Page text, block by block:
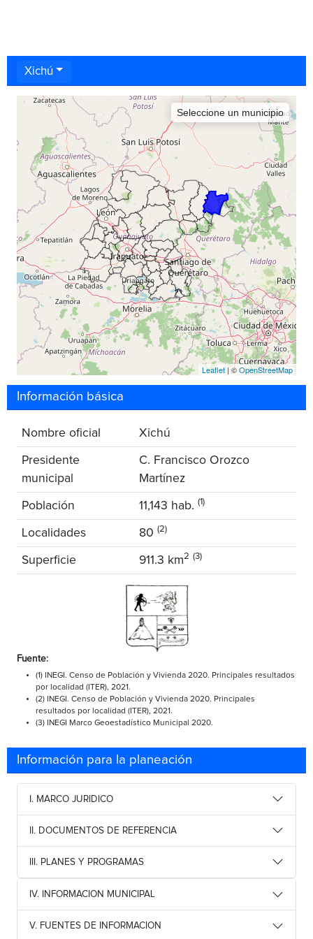
Xichú
Seleccione un municipio
Leaflet | ©OpenStreetMap
Información básica
Nombre oficial Xichú
Presidente
municipal
C. Francisco Orozco
Martínez
Población 11,143 hab. (1)
Localidades 80 (2)
Superficie 911.3 km2 (3)
Fuente:
(1) INEGI. Censo de Población y Vivienda 2020. Principales resultados
por localidad (ITER), 2021.
(2) INEGI. Censo de Población y Vivienda 2020. Principales
resultados por localidad (ITER), 2021.
(3) INEGI Marco Geoestadístico Municipal 2020.
Información para la planeación
I. MARCO JURIDICO
II. DOCUMENTOS DE REFERENCIA
III. PLANES Y PROGRAMAS
IV. INFORMACION MUNICIPAL
V. FUENTES DE INFORMACION